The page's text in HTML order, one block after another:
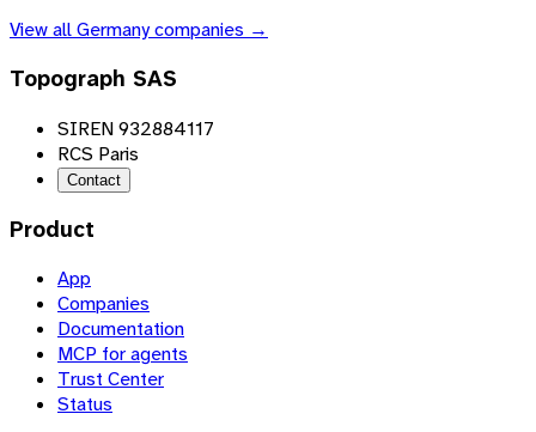
View allGermanycompanies →
Topograph SAS
SIREN 932884117
RCS Paris
Contact
Product
App
Companies
Documentation
MCP for agents
Trust Center
Status